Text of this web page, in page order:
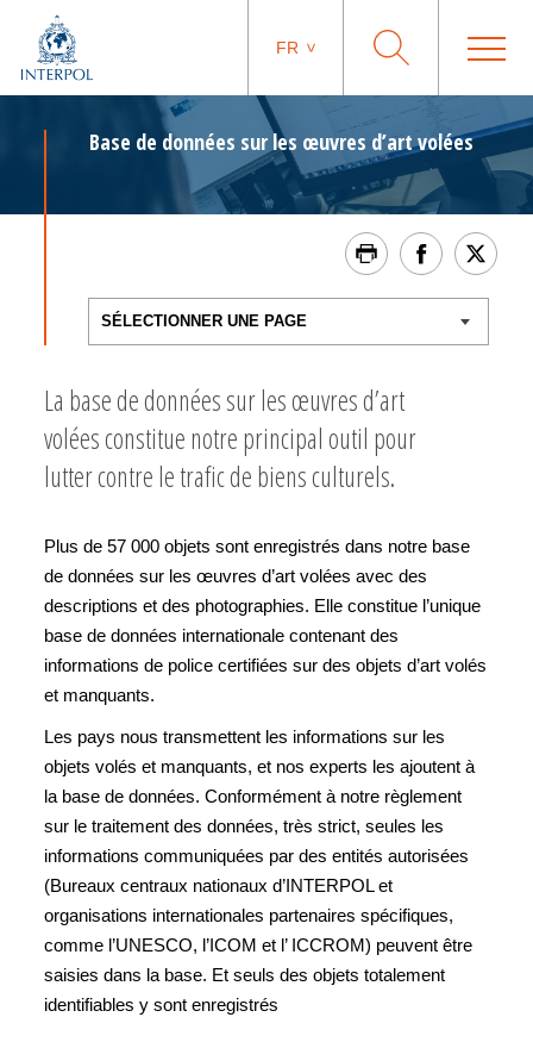
FR
Base de données sur les œuvres d’art volées
La base de données sur les œuvres d’art
volées constitue notre principal outil pour
lutter contre le trafic de biens culturels.
Plus de 57 000 objets sont enregistrés dans notre base
de données sur les œuvres d’art volées avec des
descriptions et des photographies. Elle constitue l’unique
base de données internationale contenant des
informations de police certifiées sur des objets d’art volés
et manquants.
Les pays nous transmettent les informations sur les
objets volés et manquants, et nos experts les ajoutent à
la base de données. Conformément à notre règlement
sur le traitement des données, très strict, seules les
informations communiquées par des entités autorisées
(Bureaux centraux nationaux d’INTERPOL et
organisations internationales partenaires spécifiques,
comme l’UNESCO, l’ICOM et l’ ICCROM) peuvent être
saisies dans la base. Et seuls des objets totalement
identifiables y sont enregistrés